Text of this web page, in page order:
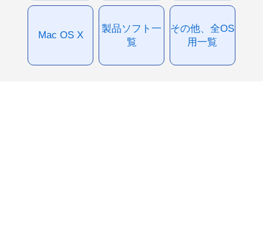
Mac OS X
製品ソフト一
覧
その他、全OS
用一覧